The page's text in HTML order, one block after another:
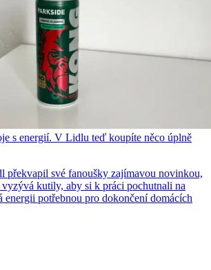
s energií. V Lidlu teď koupíte něco úplně
překvapil své fanoušky zajímavou novinkou,
kutily, aby si k práci pochutnali na
energii potřebnou pro dokončení domácích